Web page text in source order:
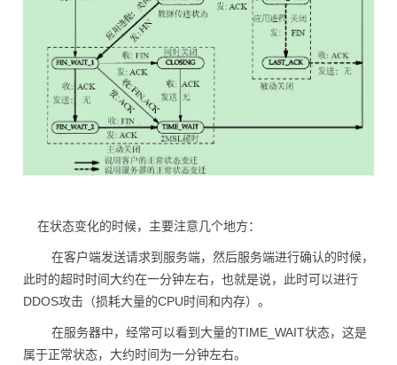
在状态变化的时候，主要注意几个地方：
在客户端发送请求到服务端，然后服务端进行确认的时候，
此时的超时时间大约在一分钟左右，也就是说，此时可以进行
DDOS攻击（损耗大量的CPU时间和内存）。
在服务器中，经常可以看到大量的TIME_WAIT状态，这是
属于正常状态，大约时间为一分钟左右。